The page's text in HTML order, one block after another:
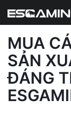
MUA
SẢN
ĐÁNG